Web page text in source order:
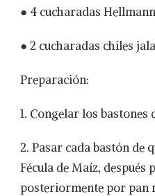
● 4 cucharadas
● 2 cucharadas chiles
Preparación:
1. Congelar los bastones
2. Pasar cada bastón de
Fécula de Maíz,
posteriormente por pan